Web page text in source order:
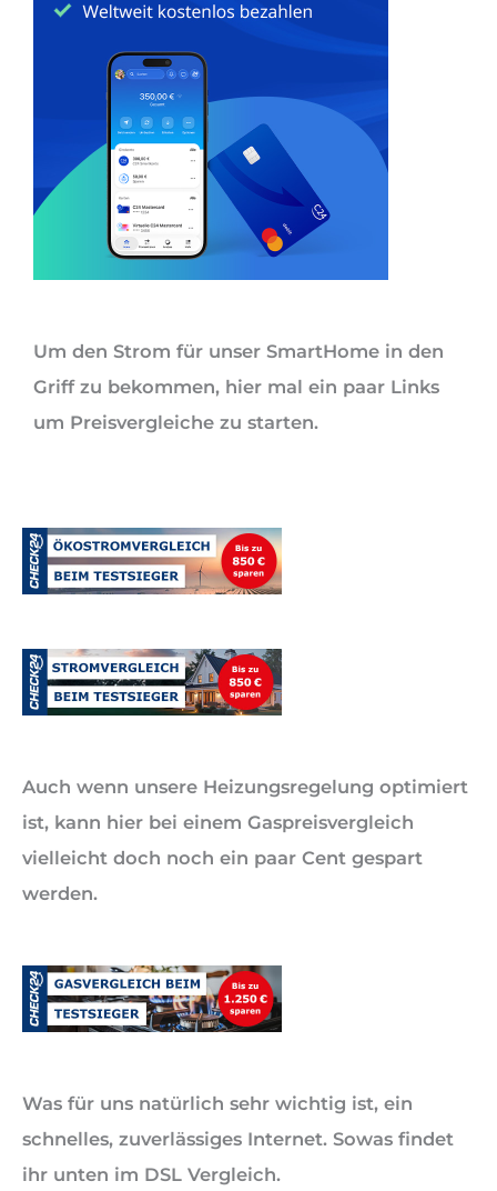
Um den Strom für unser SmartHome in den
Griff zu bekommen, hier mal ein paar Links
um Preisvergleiche zu starten.
Auch wenn unsere Heizungsregelung optimiert
ist, kann hier bei einem Gaspreisvergleich
vielleicht doch noch ein paar Cent gespart
werden.
Was für uns natürlich sehr wichtig ist, ein
schnelles, zuverlässiges Internet. Sowas findet
ihr unten im DSL Vergleich.